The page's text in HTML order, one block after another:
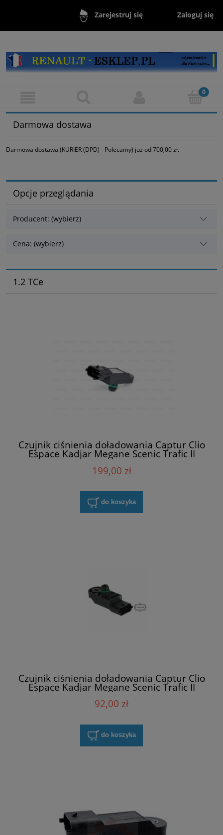
Zarejestruj się Zaloguj się
Darmowa dostawa
Darmowa dostawa (KURIER (DPD) - Polecamy) już od 700,00 zł.
Opcje przeglądania
Producent: (wybierz)
Cena: (wybierz)
1.2 TCe
Czujnik ciśnienia doładowania Captur Clio
Espace Kadjar Megane Scenic Trafic II
Bosch 0281002996
199,00 zł
do koszyka
Czujnik ciśnienia doładowania Captur Clio
Espace Kadjar Megane Scenic Trafic II
Delphi PS10130
92,00 zł
do koszyka